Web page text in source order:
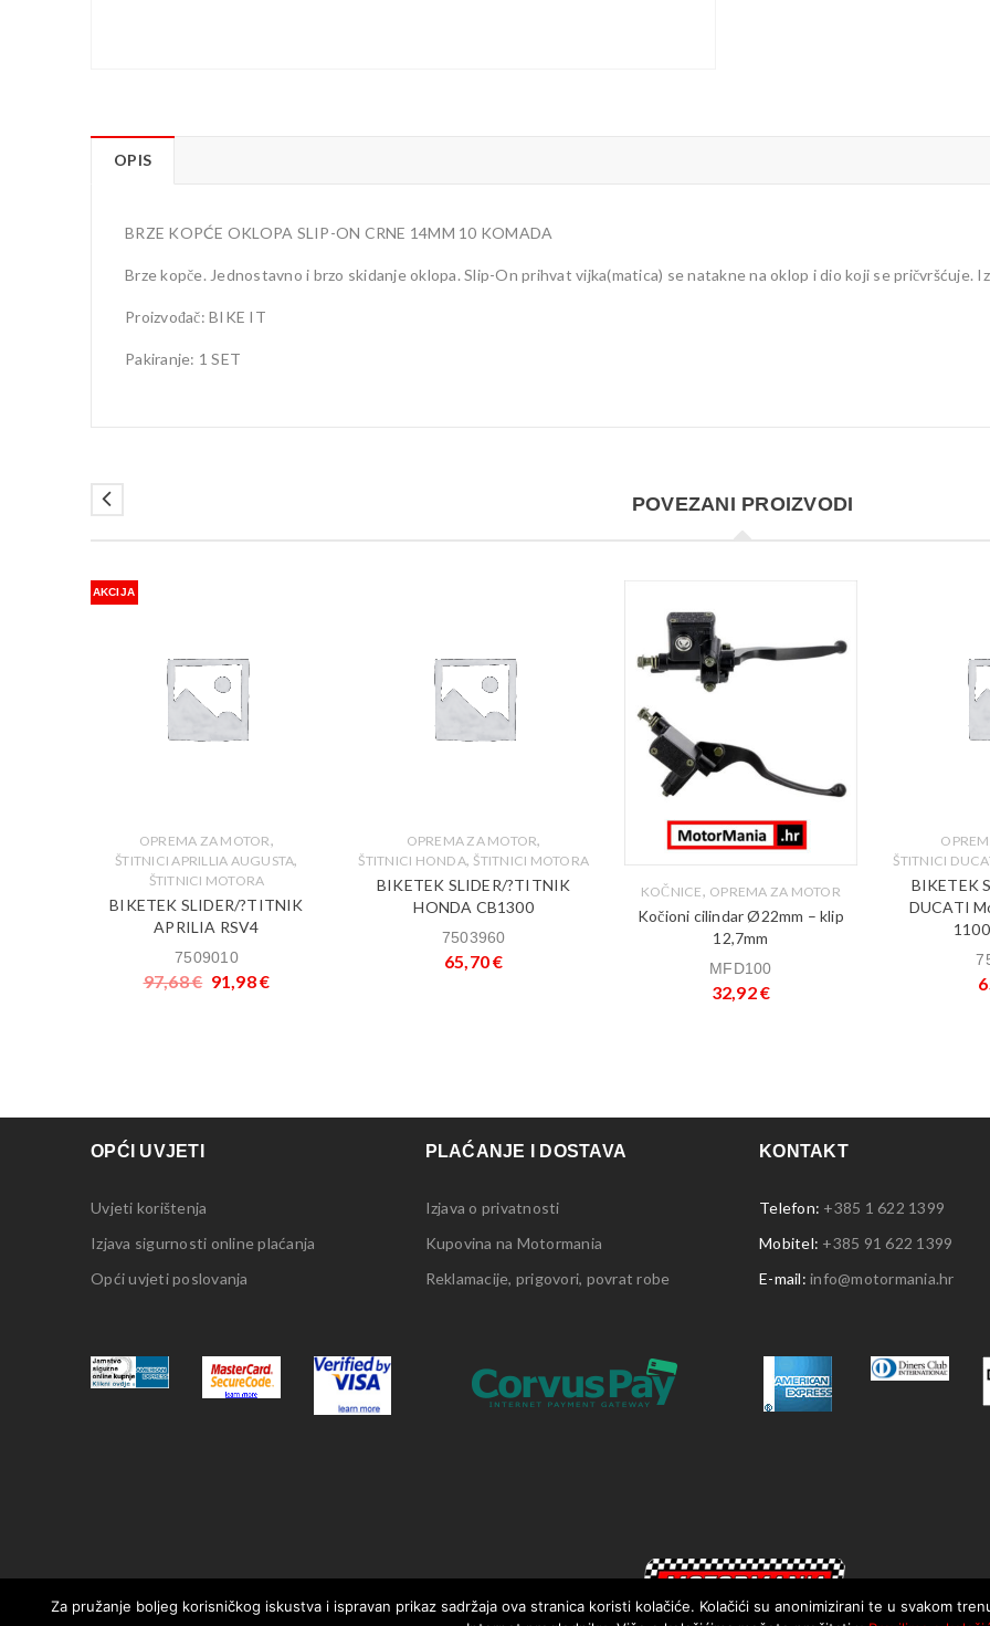
OPIS
BRZE KOPĆE OKLOPA SLIP-ON CRNE 14MM 10 KOMADA
Brze kopče. Jednostavno i brzo skidanje oklopa. Slip-On prihvat vijka(matica) se natakne na oklop i dio koji se pričvršćuje.
Proizvođač: BIKE IT
Pakiranje: 1 SET
POVEZANI PROIZVODI
AKCIJA
OPREMA ZA MOTOR,
ŠTITNICI APRILLIA AUGUSTA,
ŠTITNICI MOTORA
BIKETEK SLIDER/?TITNIK
APRILIA RSV4
7509010
97,68€ 91,98€
OPREMA ZA MOTOR,
ŠTITNICI HONDA, ŠTITNICI MOTORA
BIKETEK SLIDER/?TITNIK
HONDA CB1300
7503960
65,70€
KOČNICE, OPREMA ZA MOTOR
Kočioni cilindar Ø22mm – klip
12,7mm
MFD100
32,92€
ŠTITNICI
BIKETEK
DUCATI
OPĆI UVJETI
Uvjeti korištenja
Izjava sigurnosti online plaćanja
Opći uvjeti poslovanja
PLAĆANJE I DOSTAVA
Izjava o privatnosti
Kupovina na Motormania
Reklamacije, prigovori, povrat robe
KONTAKT
Telefon: +385 1 622 1399
Mobitel: +385 91 622 1399
E-mail: info@motormania.hr
Za pružanje boljeg korisničkog iskustva i ispravan prikaz sadržaja ova stranica koristi kolačiće. Kolačići su anonimizirani te u svakom